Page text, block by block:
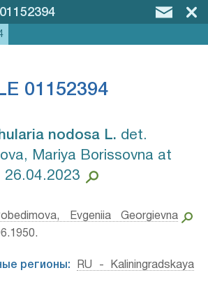
LE 01152394
nodosa L.⁣ det.
Mariya Borissovna at
26.04.2023
Evgeniia Georgievna
регионы:
RU - Kaliningradskaya